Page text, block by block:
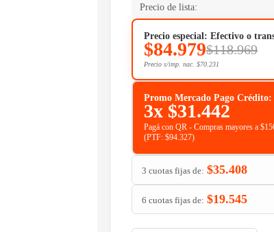
Precio de lista:
Precio especial: Efectivo o
$84.979$118.969
Precio s/imp. nac. $70.231
Promo Mercado Pago
3x $31.442
Pagá con QR - Compras mayores a
(PTF: $94.327)
3 cuotas fijas de: $35.408
6 cuotas fijas de: $19.545